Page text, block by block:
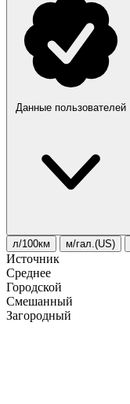
Данные пользователей
л/100км м/гал.(US)
Источник
Среднее
Городской
Смешанный
Загородный